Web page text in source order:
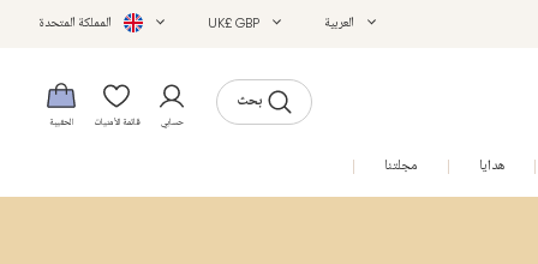
العربية UK£ GBP المملكة المتحدة
بحث
حسابي قائمة الأمنيات الحقيبة
هدايا مجلتنا